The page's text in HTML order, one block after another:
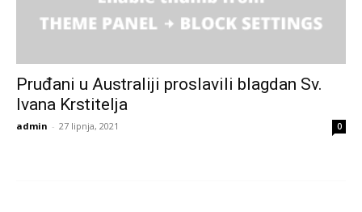
Pruđani u Australiji proslavili blagdan Sv.
Ivana Krstitelja
admin - 27 lipnja, 2021 0